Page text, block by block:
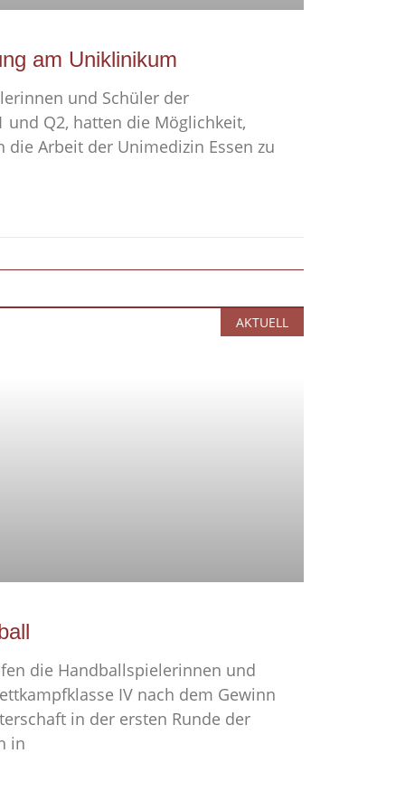
am Uniklinikum
und Schüler der
und Q2, hatten die Möglichkeit,
die Arbeit der Unimedizin Essen zu
AKTUELL
die Handballspielerinnen und
IV nach dem Gewinn
in der ersten Runde der
in